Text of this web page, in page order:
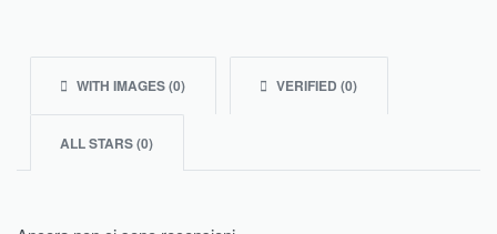
WITH IMAGES (0) VERIFIED (0)
ALL STARS (0)